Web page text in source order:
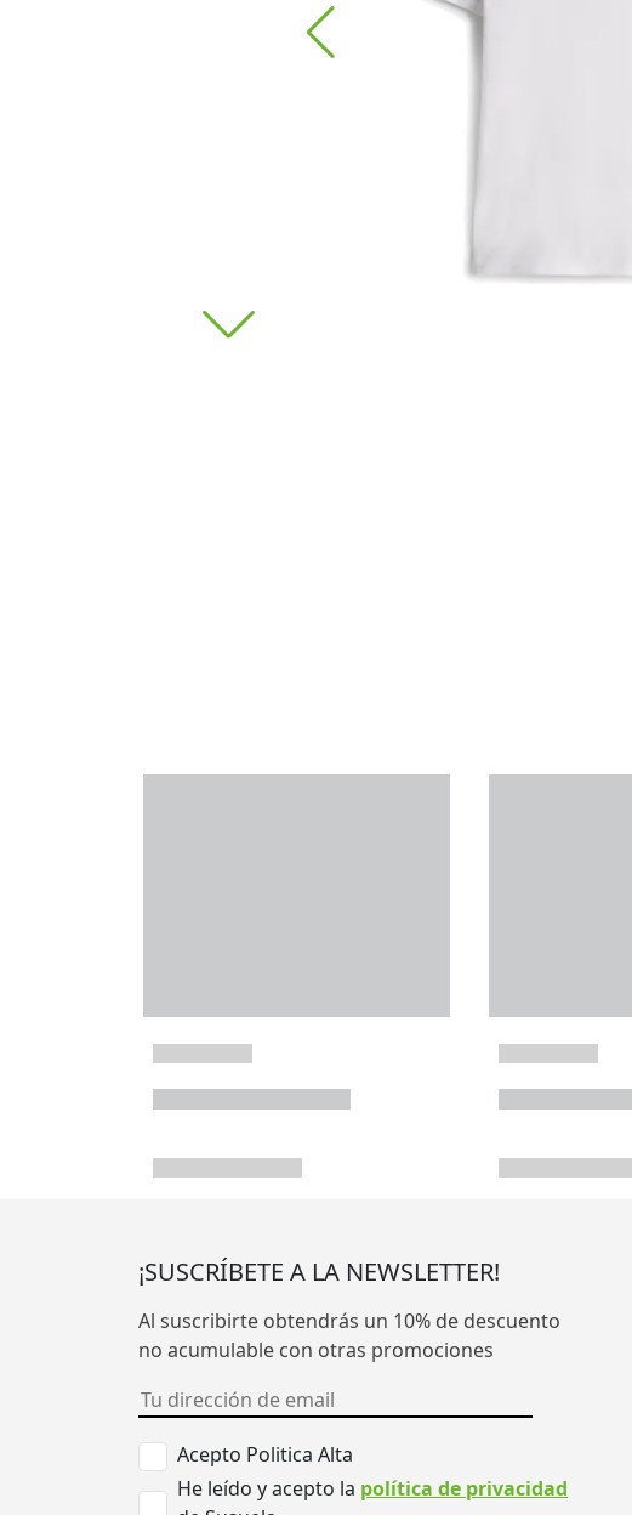
¡SUSCRÍBETE A LA NEWSLETTER!
Al suscribirte obtendrás un 10% de descuento
no acumulable con otras promociones
Acepto Politica Alta
He leído y acepto la política de privacidad